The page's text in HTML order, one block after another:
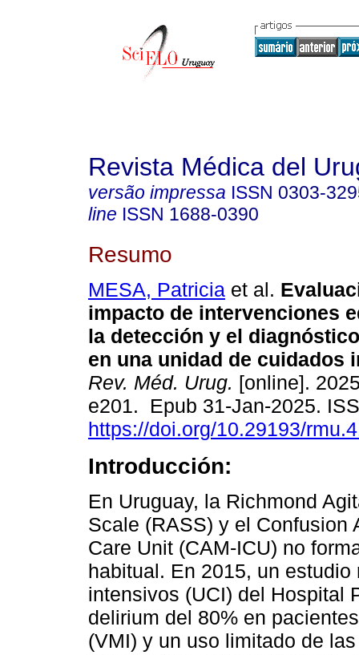
Revista Médica del
versão impressa ISSN 0303-
line ISSN 1688-0390
Resumo
MESA, Patricia et al.
impacto de intervenciones
la detección y el
en una unidad de cuidados
Rev. Méd. Urug. [online].
e201. Epub 31-Jan-2025.
https://doi.org/10.29193/
Introducción:
En Uruguay, la Richmond
Scale (RASS) y el Confusion
Care Unit (CAM-ICU) no
habitual. En 2015, un
intensivos (UCI) del Hospital
delirium del 80% en
(VMI) y un uso limitado de